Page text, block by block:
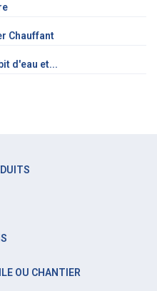
Chauffant
d'eau et...
OU CHANTIER